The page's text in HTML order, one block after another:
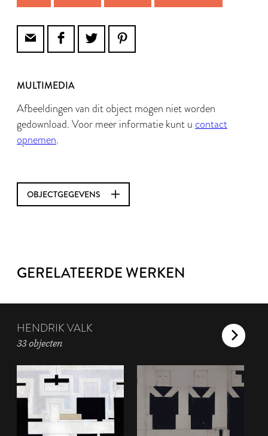
MULTIMEDIA
Afbeeldingen van dit object mogen niet worden
gedownload. Voor meer informatie kunt u contact
opnemen.
OBJECTGEGEVENS
GERELATEERDE WERKEN
HENDRIK VALK
33 objecten